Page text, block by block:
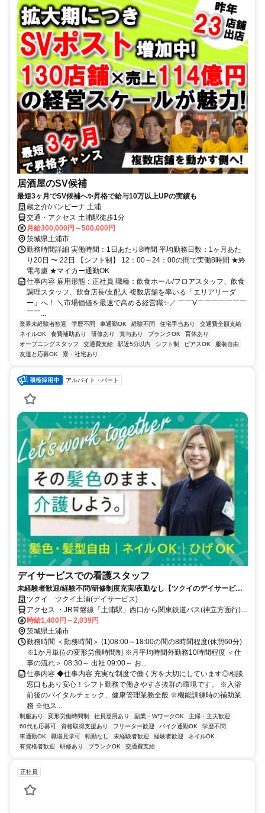
居酒屋のSV候補
最短3ヶ月でSV候補へ✨昇格で給与10万以上UPの実績も
蔵之介/バンビーナ 土浦
交通・アクセス 土浦駅徒歩1分
月給300,000円～500,000円
茨城県土浦市
勤務時間詳細 実働時間：1日あたり8時間 平均勤務日数：1ヶ月あた
り20日 〜 22日 【シフト制】 12：00～24：00の間で実働8時間 ★終
電考慮 ★マイカー通勤OK
仕事内容 雇用形態：正社員 職種：飲食ホール/フロアスタッフ、飲食
調理スタッフ、飲食店長/支配人 複数店舗を率いる「エリアリーダ
ー」へ！ ＼市場価値を最速で高める経営職✨／ ￣￣V￣￣￣￣￣￣￣
￣￣...
業界未経験者歓迎 学歴不問 車通勤OK 経験不問 住宅手当あり
交通費全額支給
ネイルOK
食費補助あり 研修あり 賞与あり ブランクOK
育休あり
オープニングスタッフ
交通費支給 駅近5分以内 シフト制 ピアスOK
服装自由
友達と応募OK
寮・社宅あり
アルバイト・パート
デイサービスでの看護スタッフ
未経験者歓迎/経験不問/研修制度充実/夜勤なし【ツクイのデイサービス/
看護スタッフ求人】
ツクイ ツクイ土浦(デイサービス)
アクセス ・JR常磐線「土浦駅」西口から関東鉄道バス(神立方面行)乗
車、「市民会館前」/「木田余三ツ又」下車徒歩約3分
時給1,400円～2,039円
茨城県土浦市
勤務時間 ＜勤務時間＞ (1)08:00～18:00の間の8時間程度(休憩60分)
※1か月単位の変形労働時間制 ※月平均時間外勤務10時間程度 ＜仕
事の流れ＞ 08:30～ 出社 09:00～ お...
仕事内容 ◆仕事内容 充実な制度で働く方を大切にしています◎相談
窓口もあり安心！シフト勤務で働きやすさ抜群の環境です。 ※入浴
前後のバイタルチェック、健康管理業務全般 ※機能訓練時の補助業
務 ※他ス...
制服あり 変形労働時間制 社員登用あり 副業・WワークOK
主婦・主夫歓迎
60代も応募可
資格取得支援あり フリーター歓迎 バイク通勤OK
学歴不問
車通勤OK
職場見学可 転勤なし 未経験者歓迎 経験者歓迎
ネイルOK
有資格者歓迎
研修あり ブランクOK 交通費支給
正社員